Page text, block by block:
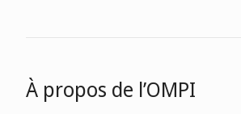
À propos de l’OMPI